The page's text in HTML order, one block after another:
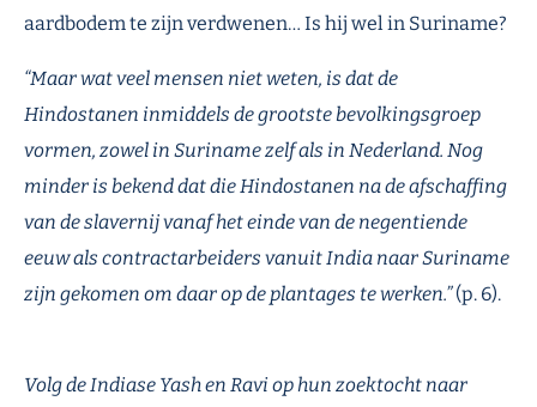
aardbodem te zijn verdwenen… Is hij wel in Suriname?
“Maar wat veel mensen niet weten, is dat de
Hindostanen inmiddels de grootste bevolkingsgroep
vormen, zowel in Suriname zelf als in Nederland. Nog
minder is bekend dat die Hindostanen na de afschaffing
van de slavernij vanaf het einde van de negentiende
eeuw als contractarbeiders vanuit India naar Suriname
zijn gekomen om daar op de plantages te werken.”(p. 6).
Volg de Indiase Yashen Ravi op hun zoektocht naar